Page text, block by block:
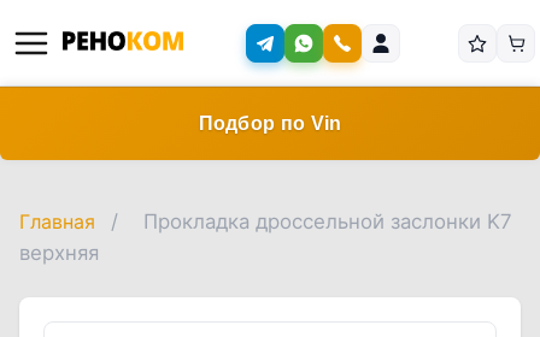
Подбор по Vin
Главная /
Прокладка дросcельной заслонки K7
верхняя